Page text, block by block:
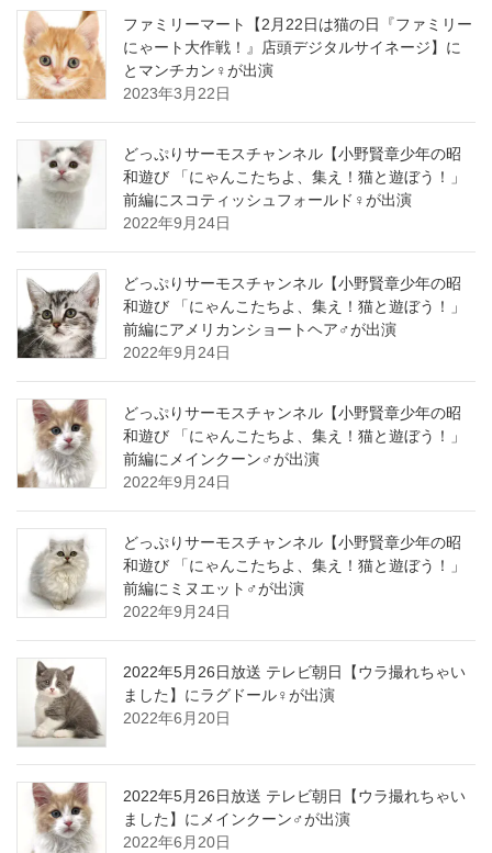
ファミリーマート【2月22日は猫の日『ファミリー
にゃート大作戦！』店頭デジタルサイネージ】に
とマンチカン♀が出演
2023年3月22日
どっぷりサーモスチャンネル【小野賢章少年の昭
和遊び 「にゃんこたちよ、集え！猫と遊ぼう！」
前編にスコティッシュフォールド♀が出演
2022年9月24日
どっぷりサーモスチャンネル【小野賢章少年の昭
和遊び 「にゃんこたちよ、集え！猫と遊ぼう！」
前編にアメリカンショートヘア♂が出演
2022年9月24日
どっぷりサーモスチャンネル【小野賢章少年の昭
和遊び 「にゃんこたちよ、集え！猫と遊ぼう！」
前編にメインクーン♂が出演
2022年9月24日
どっぷりサーモスチャンネル【小野賢章少年の昭
和遊び 「にゃんこたちよ、集え！猫と遊ぼう！」
前編にミヌエット♂が出演
2022年9月24日
2022年5月26日放送 テレビ朝日【ウラ撮れちゃい
ました】にラグドール♀が出演
2022年6月20日
2022年5月26日放送 テレビ朝日【ウラ撮れちゃい
ました】にメインクーン♂が出演
2022年6月20日